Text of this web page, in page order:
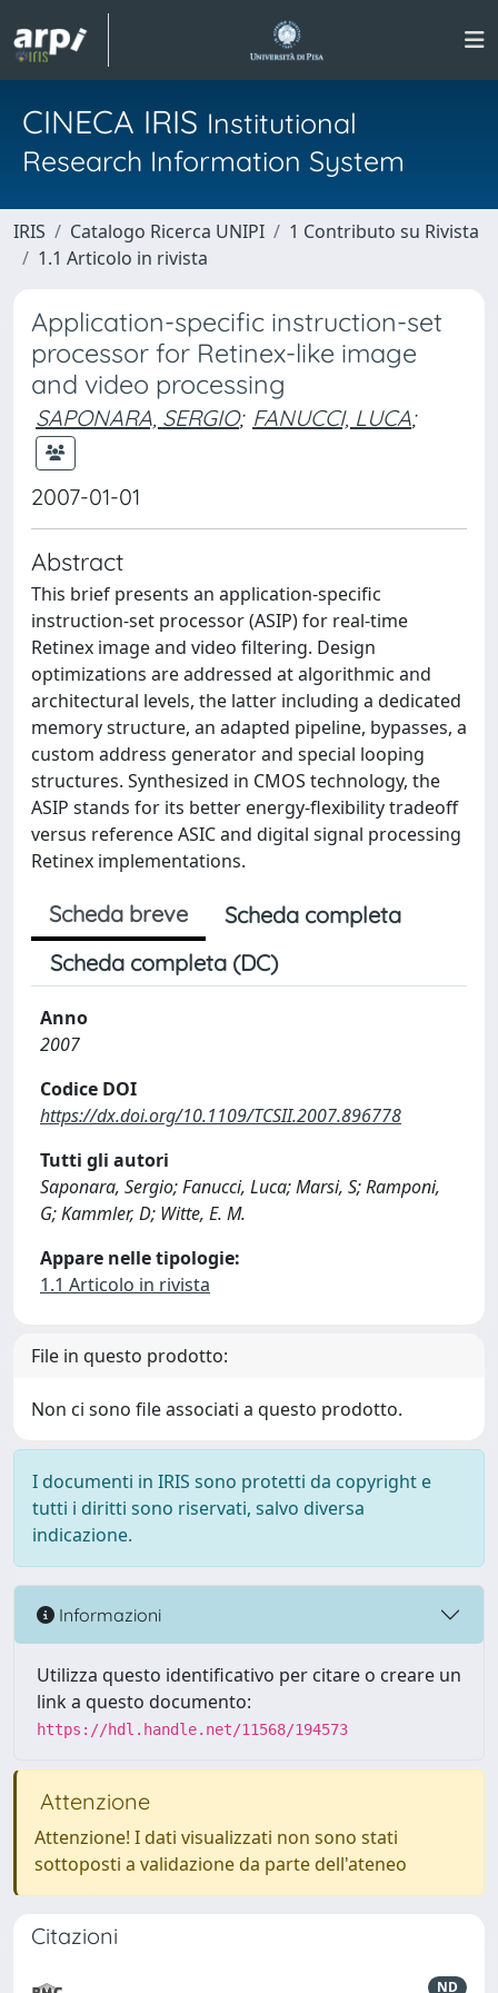
CINECA IRIS Institutional
Research Information System
IRIS Catalogo Ricerca UNIPI
1 Contributo su Rivista
1.1 Articolo in rivista
Application-specific instruction-set
processor for Retinex-like image
and video processing
SAPONARA, SERGIO; FANUCCI, LUCA;
2007-01-01
Abstract
This brief presents an application-specific
instruction-set processor (ASIP) for real-time
Retinex image and video filtering. Design
optimizations are addressed at algorithmic and
architectural levels, the latter including a dedicated
memory structure, an adapted pipeline, bypasses, a
custom address generator and special looping
structures. Synthesized in CMOS technology, the
ASIP stands for its better energy-flexibility tradeoff
versus reference ASIC and digital signal processing
Retinex implementations.
Scheda breve
Scheda completa
Scheda completa (DC)
Anno
2007
Codice DOI
https://dx.doi.org/10.1109/TCSII.2007.896778
Tutti gli autori
Saponara, Sergio; Fanucci, Luca; Marsi, S; Ramponi,
G; Kammler, D; Witte, E. M.
Appare nelle tipologie:
1.1 Articolo in rivista
File in questo prodotto:
Non ci sono file associati a questo prodotto.
I documenti in IRIS sono protetti da copyright e
tutti i diritti sono riservati, salvo diversa
indicazione.
Informazioni
Utilizza questo identificativo per citare o creare un
link a questo documento:
https://hdl.handle.net/11568/194573
Attenzione
Attenzione! I dati visualizzati non sono stati
sottoposti a validazione da parte dell'ateneo
Citazioni
ND